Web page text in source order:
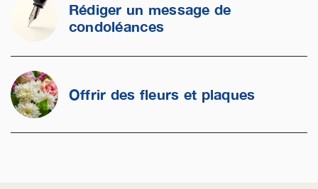
Rédiger un message de
condoléances
Offrir des fleurs et plaques